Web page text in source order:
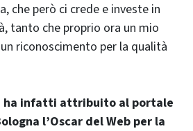
che però ci crede e investe in
tanto che proprio ora un mio
riconoscimento per la qualità
ha infatti attribuito al portale
l’Oscar del Web per la